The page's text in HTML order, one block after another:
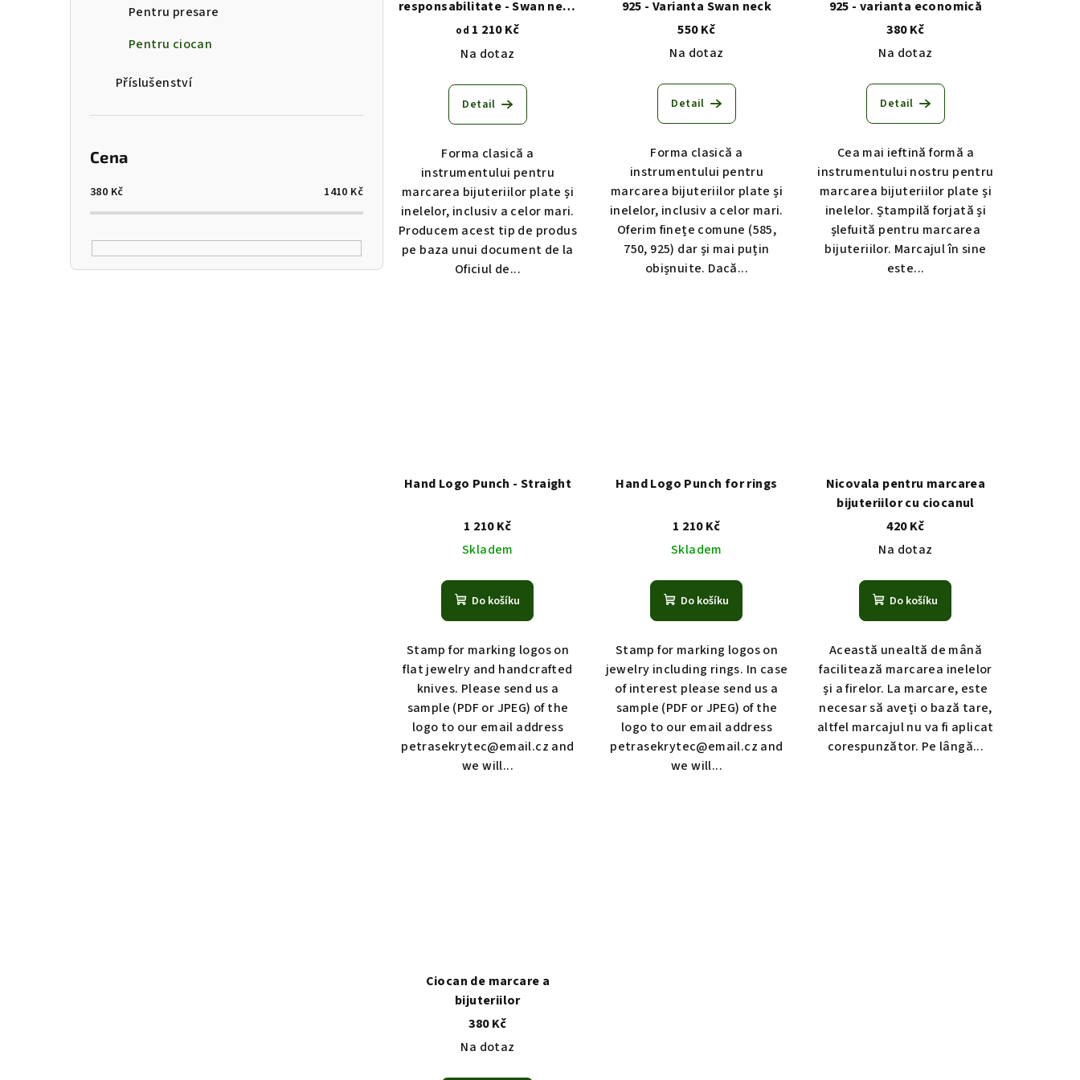
Pentru presare
Pentru ciocan
Příslušenství
Cena
380 Kč 1410 Kč
d
r
ů
responsabilitate - Swan neck
- pentru ciocan
od 1 210 Kč
Na dotaz
Detail
Forma clasică a
instrumentului pentru
marcarea bijuteriilor plate și
inelelor, inclusiv a celor mari.
Producem acest tip de produs
pe baza unui document de la
Oficiul de...
925 - Varianta Swan neck
550 Kč
Na dotaz
Detail
Forma clasică a
instrumentului pentru
marcarea bijuteriilor plate și
inelelor, inclusiv a celor mari.
Oferim finețe comune (585,
750, 925) dar și mai puțin
obișnuite. Dacă...
925 - varianta economică
380 Kč
Na dotaz
Detail
Cea mai ieftină formă a
instrumentului nostru pentru
marcarea bijuteriilor plate și
inelelor. Ștampilă forjată și
șlefuită pentru marcarea
bijuteriilor. Marcajul în sine
este...
Hand Logo Punch - Straight
1 210 Kč
Skladem
Do košíku
Stamp for marking logos on
flat jewelry and handcrafted
knives. Please send us a
sample (PDF or JPEG) of the
logo to our email address
petrasekrytec@email.cz and
we will...
Hand Logo Punch for rings
1 210 Kč
Skladem
Do košíku
Stamp for marking logos on
jewelry including rings. In case
of interest please send us a
sample (PDF or JPEG) of the
logo to our email address
petrasekrytec@email.cz and
we will...
Nicovala pentru marcarea
bijuteriilor cu ciocanul
420 Kč
Na dotaz
Do košíku
Această unealtă de mână
facilitează marcarea inelelor
și a firelor. La marcare, este
necesar să aveți o bază tare,
altfel marcajul nu va fi aplicat
corespunzător. Pe lângă...
Ciocan de marcare a
bijuteriilor
380 Kč
Na dotaz